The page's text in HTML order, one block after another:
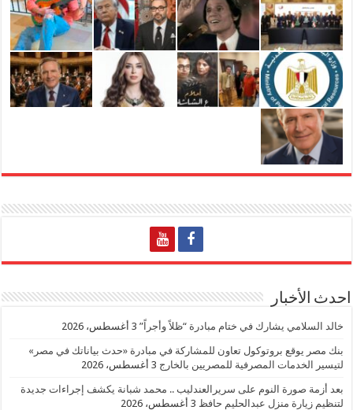
احدث الأخبار
خالد السلامي يشارك في ختام مبادرة “ظلاً وأجراً” 3 أغسطس، 2026
بنك مصر يوقع بروتوكول تعاون للمشاركة في مبادرة «حدث بياناتك في مصر»
لتيسير الخدمات المصرفية للمصريين بالخارج 3 أغسطس، 2026
بعد أزمة صورة النوم على سريرالعندليب .. محمد شبانة يكشف إجراءات جديدة
لتنظيم زيارة منزل عبدالحليم حافظ 3 أغسطس، 2026